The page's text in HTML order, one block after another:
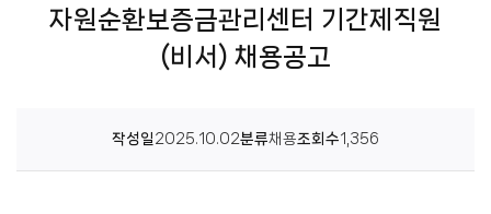
관
터
간행물
자원순환보증금관리센터 기간제직원
(비서) 채용공고
작성일 2025.10.02분류채용조회수1,356